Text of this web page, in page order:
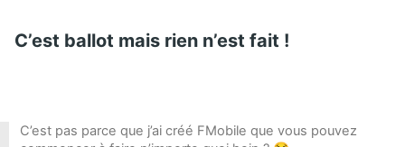
C’est ballot mais rien n’est fait !
C’est pas parce que j’ai créé FMobile que vous pouvez